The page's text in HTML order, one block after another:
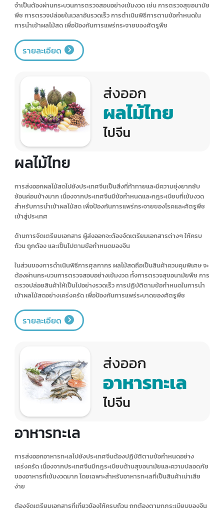
การให้บริการ Shipping ส่งออกทุเรียนไปยังประเทศจีนนั้นมีความท้าทายและ
ซับซ้อนค่อนข้างมาก เนื่องจากประเทศจีนมีข้อกำหนดและระเบียบปฏิบัติที่เข้ม
งวดสำหรับการนำเข้าผลไม้สด โดยเฉพาะทุเรียน
ในด้านการจัดเตรียมเอกสารสำหรับส่งออกทุเรียนไปจีน มีความซับซ้อน
อย่างเคร่งครัด
นอกจากนี้ ในด้านการดำเนินพิธีการศุลกากร ทุเรียนจัดเป็นสินค้าควบคุม จึง
จำเป็นต้องผ่านกระบวนการตรวจสอบอย่างเข้มงวด เช่น การตรวจสุขอนามัย
พืช การตรวจปล่อยในเวลาอันรวดเร็ว การดำเนินพิธีการตามข้อกำหนดใน
การนำเข้าผลไม้สด เพื่อป้องกันการแพร่กระจายของศัตรูพืช
รายละเอียด
ผลไม้ไทย
การส่งออกผลไม้สดไปยังประเทศจีนเป็นสิ่งที่ท้าทายและมีความยุ่งยากซับ
ซ้อนค่อนข้างมาก เนื่องจากประเทศจีนมีข้อกำหนดและกฎระเบียบที่เข้มงวด
สำหรับการนำเข้าผลไม้สด เพื่อป้องกันการแพร่กระจายของโรคและศัตรูพืช
เข้าสู่ประเทศ
ด้านการจัดเตรียมเอกสาร ผู้ส่งออกจะต้องจัดเตรียมเอกสารต่างๆ ให้ครบ
ในส่วนของการดำเนินพิธีการศุลกากร ผลไม้สดถือเป็นสินค้าควบคุมพิเศษ จะ
ต้องผ่านกระบวนการตรวจสอบอย่างเข้มงวด ทั้งการตรวจสุขอนามัยพืช การ
ตรวจปล่อยสินค้าให้เป็นไปอย่างรวดเร็ว การปฏิบัติตามข้อกำหนดในการนำ